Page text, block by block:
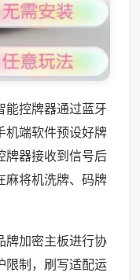
能控牌器通过蓝牙
机端软件预设好牌
牌器接收到信号后
麻将机洗牌、码牌
牌加密主板进行协
限制，刷写适配运